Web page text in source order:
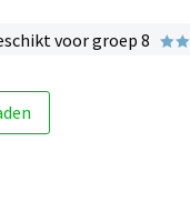
voor groep 8